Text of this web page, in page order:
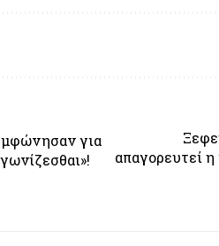
για
απαγορευτεί